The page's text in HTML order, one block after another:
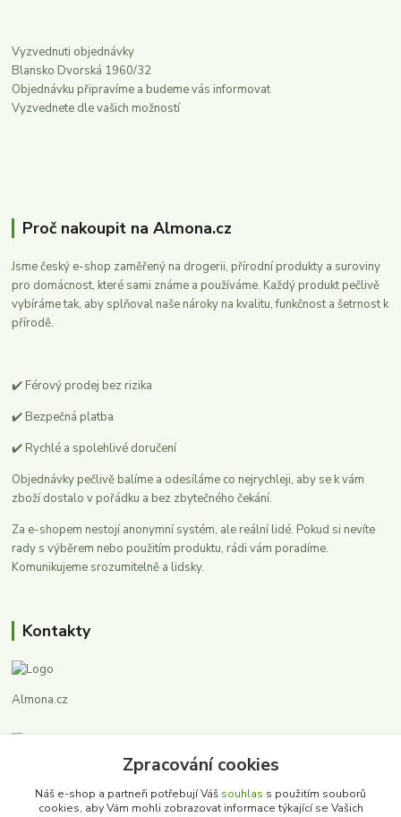
Vyzvednuti objednávky
Blansko Dvorská 1960/32
Objednávku připravíme a budeme vás informovat
Vyzvednete dle vašich možností
Proč nakoupit na Almona.cz
Jsme český e-shop zaměřený na drogerii, přírodní produkty a suroviny
pro domácnost, které sami známe a používáme. Každý produkt pečlivě
vybíráme tak, aby splňoval naše nároky na kvalitu, funkčnost a šetrnost k
přírodě.
✔️ Férový prodej bez rizika
✔️ Bezpečná platba
✔️ Rychlé a spolehlivé doručení
Objednávky pečlivě balíme a odesíláme co nejrychleji, aby se k vám
zboží dostalo v pořádku a bez zbytečného čekání.
Za e-shopem nestojí anonymní systém, ale reální lidé. Pokud si nevíte
rady s výběrem nebo použitím produktu, rádi vám poradíme.
Komunikujeme srozumitelně a lidsky.
Kontakty
Almona.cz
Sedláková Alena
+420 724 725 289
almona@almona.cz
Zpracování cookies
Náš e-shop a partneři potřebují Váš souhlas s použitím souborů
cookies, aby Vám mohli zobrazovat informace týkající se Vašich